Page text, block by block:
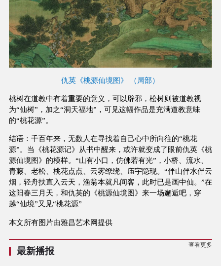
仇英《桃源仙境图》 （局部）
桃树在道教中有着重要的意义，可以辟邪，松树则被道教视
为“仙树”，加之“洞天福地”，可见这幅作品是充满道教意味
的“桃花源”。
结语：千百年来，无数人在寻找着自己心中所向往的“桃花
源”。当《桃花源记》从书中醒来，或许就变成了眼前仇英《桃
源仙境图》的模样。“山有小口，仿佛若有光”，小桥、流水、
青藤、老松、桃花点点、云雾缭绕、庙宇隐现。“伴山伴水伴云
烟，轻舟扶直入云天，渔翁本就凡间客，此时已是画中仙。”在
这阳春三月天，和仇英的《桃源仙境图》来一场邂逅吧，穿
越“仙境”又见“桃花源”
本文所有图片由雅昌艺术网提供
最新播报
查看更多